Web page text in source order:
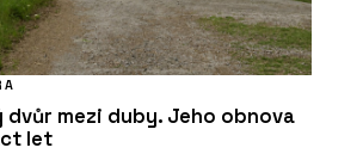
dvůr mezi duby. Jeho obnova
let